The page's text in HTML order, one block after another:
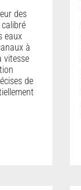
des
eaux
à
vitesse
de